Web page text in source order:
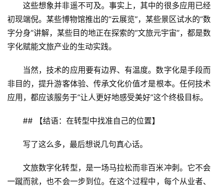
这些想象并非遥不可及。事实上，其中的很多应用已经
初现端倪。某些博物馆推出的“云展览”，某些景区试水的“数
字分身”讲解，某些目的地正在探索的“文旅元宇宙”，都是数
字化赋能文旅产业的生动实践。
当然，技术的应用要有边界、有温度。数字化是手段而
非目的，提升游客体验、传承文化价值才是根本。任何技术
应用，都应该服务于“让人更好地感受美好”这个终极目标。
## 【结语：在转型中找准自己的位置】
写了这么多，最后想说几句真心话。
文旅数字化转型，是一场马拉松而非百米冲刺。它不会
一蹴而就，也不会一步到位。在这个过程中，每个从业者、